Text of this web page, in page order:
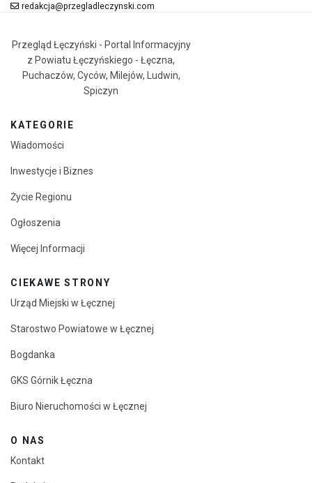
redakcja@przegladleczynski.com
Przegląd Łęczyński - Portal Informacyjny
z Powiatu Łęczyńskiego - Łęczna,
Puchaczów, Cyców, Milejów, Ludwin,
Spiczyn
KATEGORIE
Wiadomości
Inwestycje i Biznes
Życie Regionu
Ogłoszenia
Więcej Informacji
CIEKAWE STRONY
Urząd Miejski w Łęcznej
Starostwo Powiatowe w Łęcznej
Bogdanka
GKS Górnik Łęczna
Biuro Nieruchomości w Łęcznej
O NAS
Kontakt